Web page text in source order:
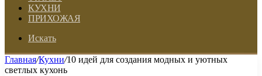
КУХНИ
ПРИХОЖАЯ
Искать
Главная/Кухни/10 идей для создания модных и уютных
светлых кухонь